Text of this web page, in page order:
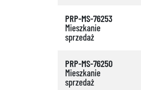
PRP-MS-76253
Mieszkanie
sprzedaż
PRP-MS-76250
Mieszkanie
sprzedaż